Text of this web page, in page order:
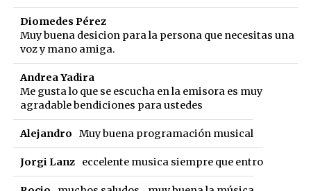
Diomedes Pérez
Muy buena desicion para la persona que necesitas una
voz y mano amiga.
Andrea Yadira
Me gusta lo que se escucha en la emisora es muy
agradable bendiciones para ustedes
Alejandro Muy buena programación musical
Jorgi Lanz eccelente musica siempre que entro